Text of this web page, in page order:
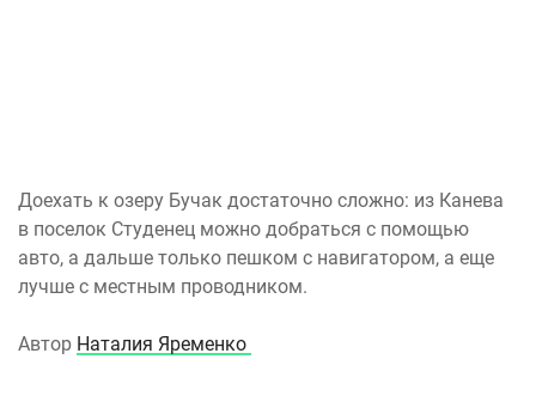
Доехать к озеру Бучак достаточно сложно: из Канева
в поселок Студенец можно добраться с помощью
авто, а дальше только пешком с навигатором, а еще
лучше с местным проводником.
Автор Наталия Яременко